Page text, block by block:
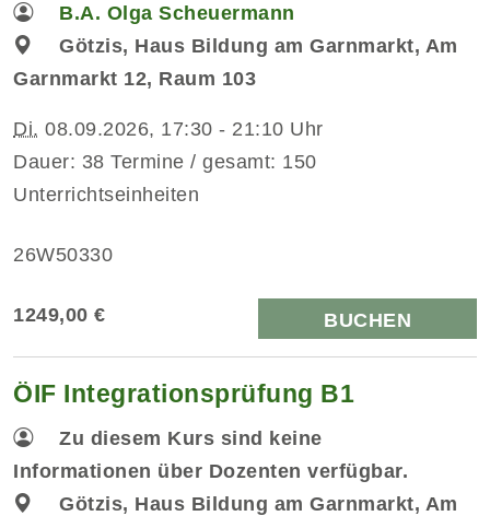
B.A. Olga Scheuermann
Götzis, Haus Bildung am Garnmarkt, Am
Garnmarkt 12, Raum 103
Di. 08.09.2026, 17:30 - 21:10 Uhr
Dauer: 38 Termine / gesamt: 150
Unterrichtseinheiten
26W50330
1249,00 € BUCHEN
ÖIF Integrationsprüfung B1
Zu diesem Kurs sind keine
Informationen über Dozenten verfügbar.
Götzis, Haus Bildung am Garnmarkt, Am